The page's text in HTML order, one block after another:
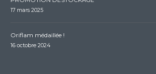
17 mars 2025
Oriflam médaillée !
16 octobre 2024